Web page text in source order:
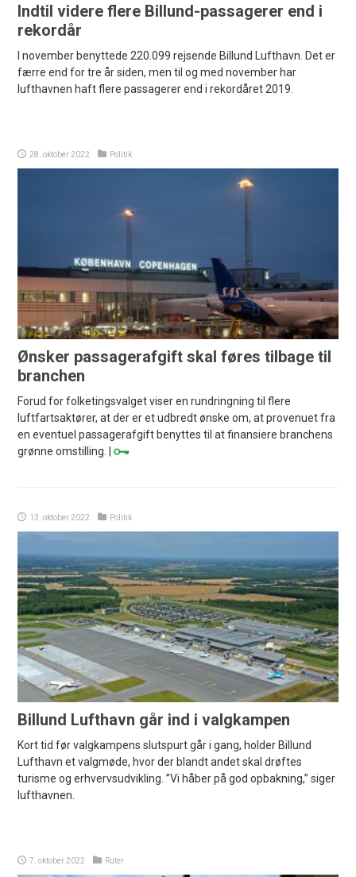
Indtil videre flere Billund-passagerer end i
rekordår
I november benyttede 220.099 rejsende Billund Lufthavn. Det er
færre end for tre år siden, men til og med november har
lufthavnen haft flere passagerer end i rekordåret 2019.
28. oktober 2022 Politik
Ønsker passagerafgift skal føres tilbage til
branchen
Forud for folketingsvalget viser en rundringning til flere
luftfartsaktører, at der er et udbredt ønske om, at provenuet fra
en eventuel passagerafgift benyttes til at finansiere branchens
grønne omstilling. |
13. oktober 2022 Politik
Billund Lufthavn går ind i valgkampen
Kort tid før valgkampens slutspurt går i gang, holder Billund
Lufthavn et valgmøde, hvor der blandt andet skal drøftes
turisme og erhvervsudvikling. ”Vi håber på god opbakning,” siger
lufthavnen.
7. oktober 2022 Ruter